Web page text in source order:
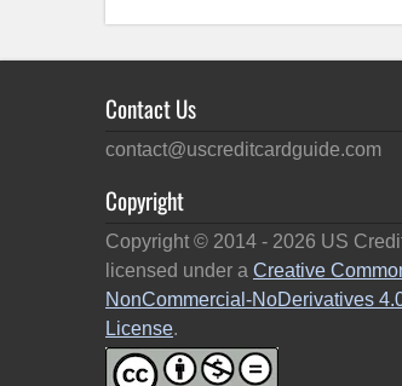
Contact Us
contact@uscreditcardguide.com
Copyright
Copyright © 2014 - 2026 US
licensed under a Creative
NonCommercial-NoDerivatives
License.